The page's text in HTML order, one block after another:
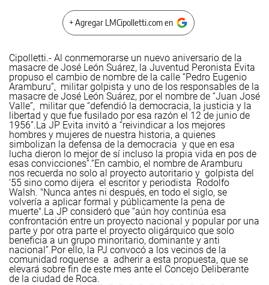
+ Agregar LMCipolletti.com en
Cipolletti.- Al conmemorarse un nuevo aniversario de la
masacre de José León Suárez, la Juventud Peronista Evita
propuso el cambio de nombre de la calle “Pedro Eugenio
Aramburu”, militar golpista y uno de los responsables de la
masacre de José León Suárez, por el nombre de “Juan José
Valle”, militar que “defendió la democracia, la justicia y la
libertad y que fue fusilado por esa razón el 12 de junio de
1956”.La JP Evita invitó a “reivindicar a los mejores
hombres y mujeres de nuestra historia, a quienes
simbolizan la defensa de la democracia y que en esa
lucha dieron lo mejor de sí incluso la propia vida en pos de
esas convicciones”.“En cambio, el nombre de Aramburu
nos recuerda no solo al proyecto autoritario y golpista del
‘55 sino como dijera el escritor y periodista Rodolfo
Walsh. "Nunca antes ni después, en todo el siglo, se
volvería a aplicar formal y públicamente la pena de
muerte".La JP consideró que “aún hoy continúa esa
confrontación entre un proyecto nacional y popular por una
parte y por otra parte el proyecto oligárquico que solo
beneficia a un grupo minoritario, dominante y anti
nacional”.Por ello, la PJ convocó a los vecinos de la
comunidad roquense a adherir a esta propuesta, que se
elevará sobre fin de este mes ante el Concejo Deliberante
de la ciudad de Roca.